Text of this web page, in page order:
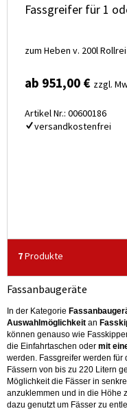
Fassgreifer für 1
zum Heben v. 200l
ab 951,00 € zzgl.
Artikel Nr.: 00600186
versandkostenfrei
7Produkte
Fassanbaugeräte
In der Kategorie
Auswahlmöglichkeit an
können genauso wie
die Einfahrtaschen oder mit
werden. Fassgreifer werden für
Fässern von bis zu 220 Litern
Möglichkeit die Fässer in
anzuklemmen und in die Höhe
dazu genutzt um Fässer zu